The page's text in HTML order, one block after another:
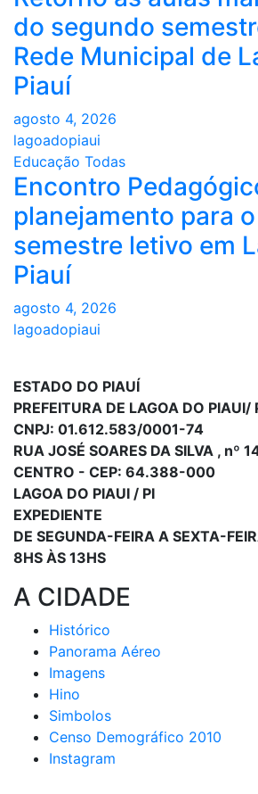
do segundo
Rede Municipal de
Piauí
agosto 4, 2026
lagoadopiaui
Educação Todas
Encontro
planejamento para
semestre letivo em
Piauí
agosto 4, 2026
lagoadopiaui
ESTADO DO PIAUÍ
PREFEITURA DE LAGOA DO PIAUI/
CNPJ: 01.612.583/0001-74
RUA JOSÉ SOARES DA SILVA , nº
CENTRO - CEP: 64.388-000
LAGOA DO PIAUI / PI
EXPEDIENTE
DE SEGUNDA-FEIRA A SEXTA-
8HS ÀS 13HS
A CIDADE
Histórico
Panorama Aéreo
Imagens
Hino
Simbolos
Censo Demográfico 2010
Instagram